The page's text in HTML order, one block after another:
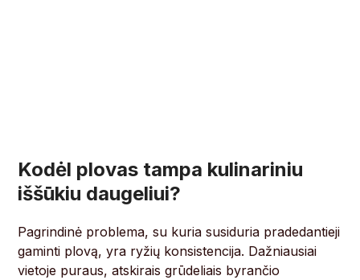
Kodėl plovas tampa kulinariniu
iššūkiu daugeliui?
Pagrindinė problema, su kuria susiduria pradedantieji
gaminti plovą, yra ryžių konsistencija. Dažniausiai
vietoje puraus, atskirais grūdeliais byrančio